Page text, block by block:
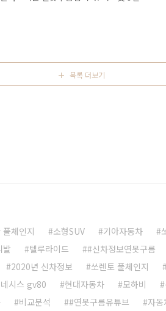
같습니다. 어떤 차량일까요? 대세인
목록 더보기
풀체인지 소형SUV 기아자동차
발 텔루라이드 #신차정보연못구름
2020년 신차정보 쏘렌토 풀체인지
시스 gv80 현대자동차 모하비
비교분석 #연못구름유튜브 자동